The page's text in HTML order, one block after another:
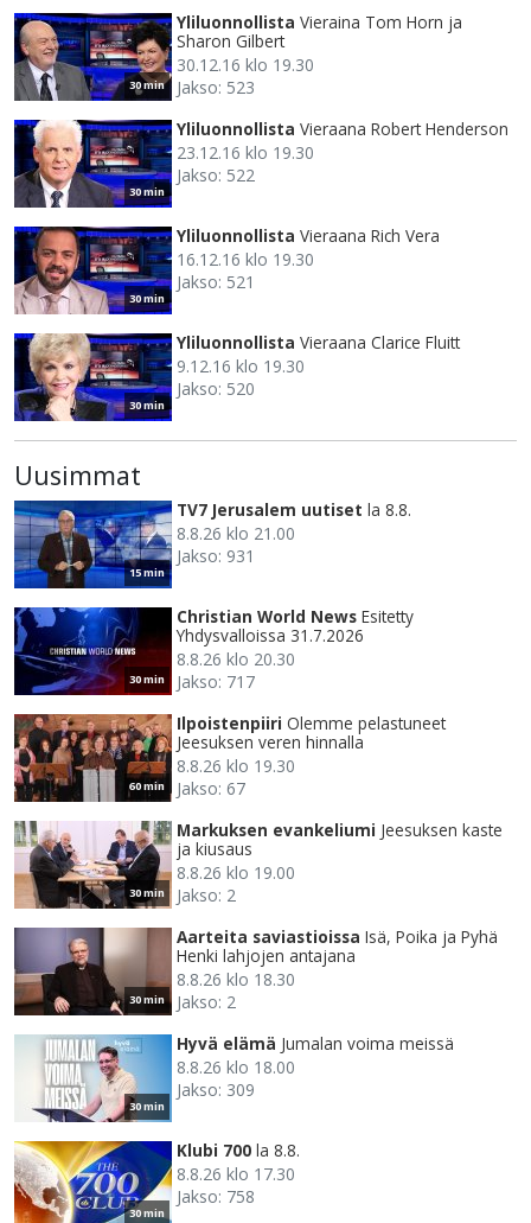
30 min
Yliluonnollista Vieraina Tom Horn ja
Sharon Gilbert
30.12.16 klo 19.30
Jakso: 523
30 min
Yliluonnollista Vieraana Robert Henderson
23.12.16 klo 19.30
Jakso: 522
30 min
Yliluonnollista Vieraana Rich Vera
16.12.16 klo 19.30
Jakso: 521
30 min
Yliluonnollista Vieraana Clarice Fluitt
9.12.16 klo 19.30
Jakso: 520
Uusimmat
15 min
TV7 Jerusalem uutiset la 8.8.
8.8.26 klo 21.00
Jakso: 931
30 min
Christian World News Esitetty
Yhdysvalloissa 31.7.2026
8.8.26 klo 20.30
Jakso: 717
60 min
Ilpoistenpiiri Olemme pelastuneet
Jeesuksen veren hinnalla
8.8.26 klo 19.30
Jakso: 67
30 min
Markuksen evankeliumi Jeesuksen kaste
ja kiusaus
8.8.26 klo 19.00
Jakso: 2
30 min
Aarteita saviastioissa Isä, Poika ja Pyhä
Henki lahjojen antajana
8.8.26 klo 18.30
Jakso: 2
30 min
Hyvä elämä Jumalan voima meissä
8.8.26 klo 18.00
Jakso: 309
30 min
Klubi 700 la 8.8.
8.8.26 klo 17.30
Jakso: 758